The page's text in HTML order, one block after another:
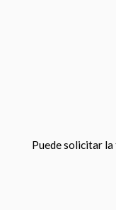
Puede solicitar